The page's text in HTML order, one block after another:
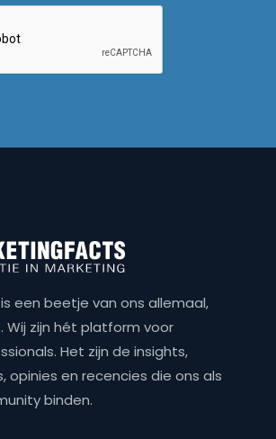
een beetje van ons allemaal,
Wij zijn hét platform voor
Het zijn de insights,
opinies en recencies die ons als
binden.